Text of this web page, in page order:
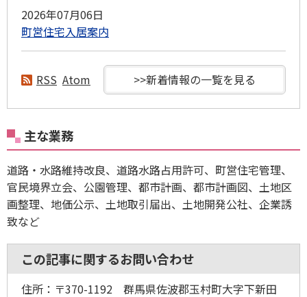
RSS Atom
2026年07月06日
町営住宅入居案内
>>新着情報の一覧を見る
主な業務
道路・水路維持改良、道路水路占用許可、町営住宅管理、
官民境界立会、公園管理、都市計画、都市計画図、土地区
画整理、地価公示、土地取引届出、土地開発公社、企業誘
致など
この記事に関するお問い合わせ
住所：〒370-1192 群馬県佐波郡玉村町大字下新田